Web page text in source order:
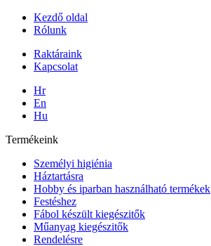
Kezdő oldal
Rólunk
Raktáraink
Kapcsolat
Hr
En
Hu
Termékeink
Személyi higiénia
Háztartásra
Hobby és iparban használható termékek
Festéshez
Fábol készült kiegészitők
Műanyag kiegészitők
Rendelésre